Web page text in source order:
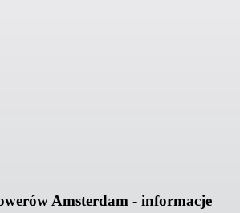
Amsterdam - informacje